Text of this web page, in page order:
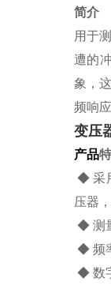
简介
用于
遭的
象，
频响
变压
产品
◆ 采
压器
◆ 测
◆ 频
◆ 数